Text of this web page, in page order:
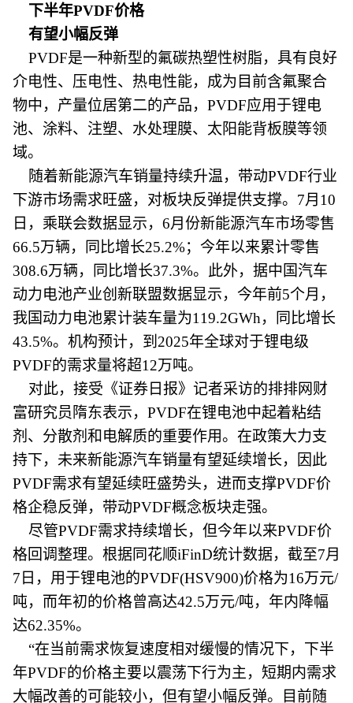
下半年PVDF价格
有望小幅反弹
PVDF是一种新型的氟碳热塑性树脂，具有良好
介电性、压电性、热电性能，成为目前含氟聚合
物中，产量位居第二的产品，PVDF应用于锂电
池、涂料、注塑、水处理膜、太阳能背板膜等领
域。
随着新能源汽车销量持续升温，带动PVDF行业
下游市场需求旺盛，对板块反弹提供支撑。7月10
日，乘联会数据显示，6月份新能源汽车市场零售
66.5万辆，同比增长25.2%；今年以来累计零售
308.6万辆，同比增长37.3%。此外，据中国汽车
动力电池产业创新联盟数据显示，今年前5个月，
我国动力电池累计装车量为119.2GWh，同比增长
43.5%。机构预计，到2025年全球对于锂电级
PVDF的需求量将超12万吨。
对此，接受《证券日报》记者采访的排排网财
富研究员隋东表示，PVDF在锂电池中起着粘结
剂、分散剂和电解质的重要作用。在政策大力支
持下，未来新能源汽车销量有望延续增长，因此
PVDF需求有望延续旺盛势头，进而支撑PVDF价
格企稳反弹，带动PVDF概念板块走强。
尽管PVDF需求持续增长，但今年以来PVDF价
格回调整理。根据同花顺iFinD统计数据，截至7月
7日，用于锂电池的PVDF(HSV900)价格为16万元/
吨，而年初的价格曾高达42.5万元/吨，年内降幅
达62.35%。
“在当前需求恢复速度相对缓慢的情况下，下半
年PVDF的价格主要以震荡下行为主，短期内需求
大幅改善的可能较小，但有望小幅反弹。目前随